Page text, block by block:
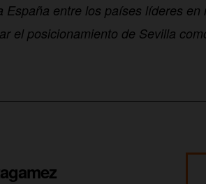
España entre los países líderes
el posicionamiento de Sevilla